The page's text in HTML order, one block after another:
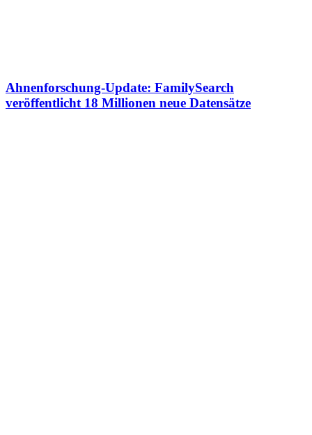
Ahnenforschung-Update: FamilySearch
veröffentlicht 18 Millionen neue Datensätze